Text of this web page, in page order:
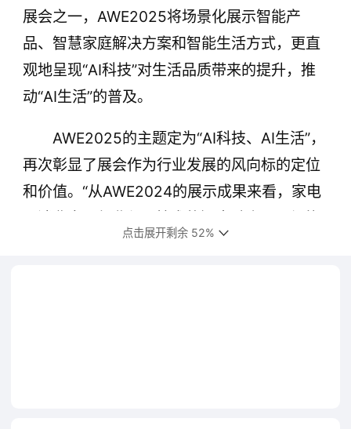
展会之一，AWE2025将场景化展示智能产
品、智慧家庭解决方案和智能生活方式，更直
观地呈现“AI科技”对生活品质带来的提升，推
动“AI生活”的普及。
AWE2025的主题定为“AI科技、AI生活”，
再次彰显了展会作为行业发展的风向标的定位
和价值。“从AWE2024的展示成果来看，家电
够支撑起AI这一关键词，所以AWE2025‘AI科
点击展开剩余 52%